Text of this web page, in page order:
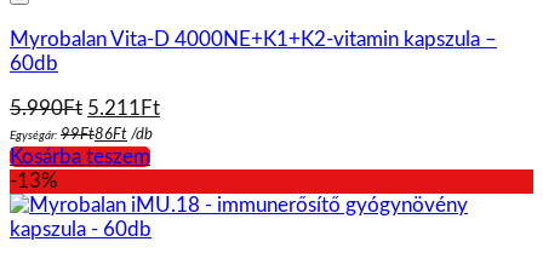
Myrobalan Vita-D 4000NE+K1+K2-vitamin kapszula –
60db
5.990Ft Original
price
was:
5.211 FtCurrent
Egységár: 99Ft86Ft /db
Kosárba teszem
-13%